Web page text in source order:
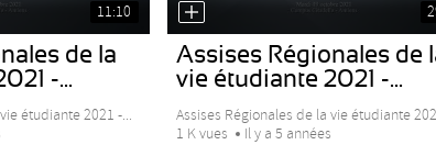
11:10
de la
-...
étudiante 2021 -...
Assises Régionales de
vie étudiante 2021 -...
Assises Régionales de la vie étudiante
1 K vues
Il y a 5 années